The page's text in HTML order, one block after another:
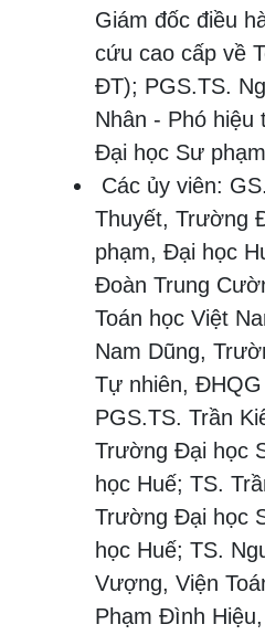
Giám đốc điều
cứu cao cấp về
ĐT); PGS.TS.
Nhân - Phó
Đại học Sư
Các ủy viên:
Thuyết, Trường
phạm, Đại học
Đoàn Trung
Toán học Việt
Nam Dũng,
Tự nhiên, ĐHQG
PGS.TS. Trần
Trường Đại học
học Huế; TS.
Trường Đại học
học Huế; TS.
Vượng, Viện
Phạm Đình